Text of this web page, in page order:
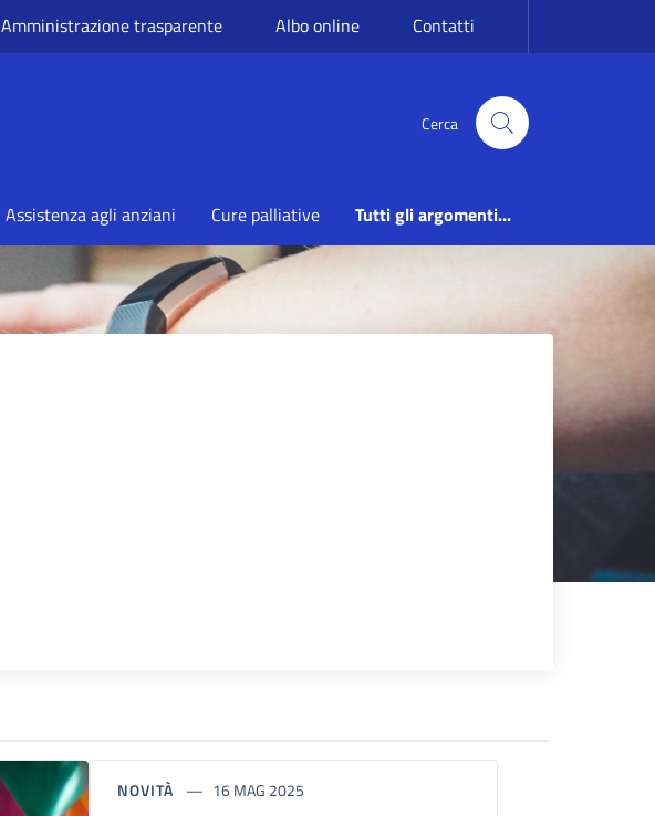
Amministrazione trasparente Albo online Contatti
Cerca
Assistenza agli anziani Cure palliative Tutti gli argomenti...
NOVITÀ 16 MAG 2025